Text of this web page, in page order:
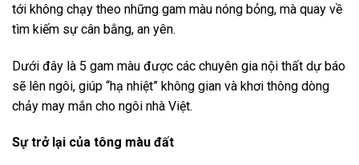
tới không chạy theo những gam màu nóng bỏng, mà quay về
tìm kiếm sự cân bằng, an yên.
Dưới đây là 5 gam màu được các chuyên gia nội thất dự báo
sẽ lên ngôi, giúp “hạ nhiệt” không gian và khơi thông dòng
chảy may mắn cho ngôi nhà Việt.
Sự trở lại của tông màu đất